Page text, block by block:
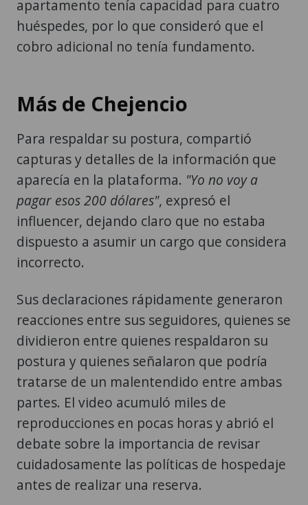
apartamento tenía capacidad para cuatro
huéspedes, por lo que consideró que el
cobro adicional no tenía fundamento.
Más de Chejencio
Para respaldar su postura, compartió
capturas y detalles de la información que
aparecía en la plataforma. "Yo no voy a
pagar esos 200 dólares", expresó el
influencer, dejando claro que no estaba
dispuesto a asumir un cargo que considera
incorrecto.
Sus declaraciones rápidamente generaron
reacciones entre sus seguidores, quienes se
dividieron entre quienes respaldaron su
postura y quienes señalaron que podría
tratarse de un malentendido entre ambas
partes. El video acumuló miles de
reproducciones en pocas horas y abrió el
debate sobre la importancia de revisar
cuidadosamente las políticas de hospedaje
antes de realizar una reserva.